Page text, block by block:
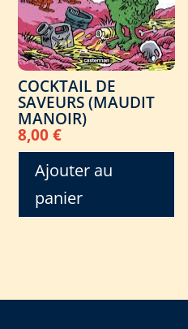
COCKTAIL DE
SAVEURS (MAUDIT
MANOIR)
8,00€
Ajouter au
panier